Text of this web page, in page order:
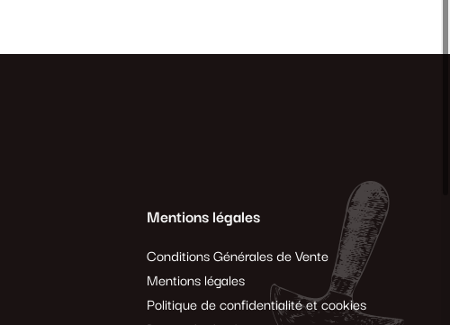
Mentions légales
Conditions Générales de Vente
Mentions légales
Politique de confidentialité et cookies